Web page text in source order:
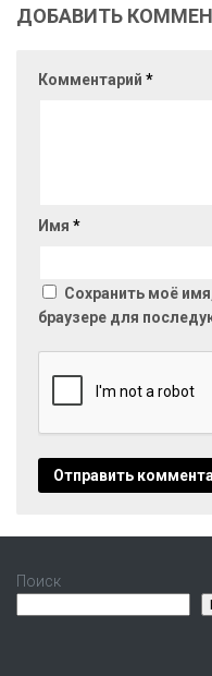
ДОБАВИТЬ
Комментарий *
Имя *
Сохранить моё
браузере для
Поиск